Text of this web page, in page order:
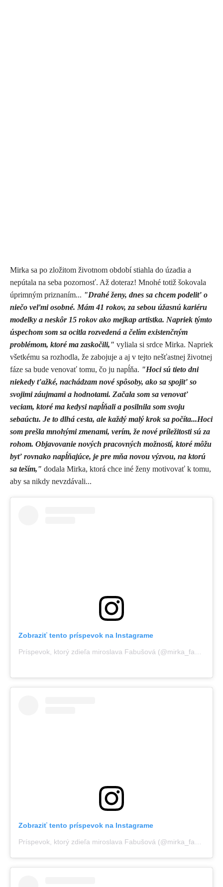
Mirka sa po zložitom životnom období stiahla do úzadia a
nepútala na seba pozornosť. Až doteraz! Mnohé totiž šokovala
úprimným priznaním... "Drahé ženy, dnes sa chcem podeliť o
niečo veľmi osobné. Mám 41 rokov, za sebou úžasnú kariéru
modelky a neskôr 15 rokov ako mejkap artistka. Napriek týmto
úspechom som sa ocitla rozvedená a čelím existenčným
problémom, ktoré ma zaskočili," vyliala si srdce Mirka. Napriek
všetkému sa rozhodla, že zabojuje a aj v tejto nešťastnej životnej
fáze sa bude venovať tomu, čo ju napĺňa. "Hoci sú tieto dni
niekedy ťažké, nachádzam nové spôsoby, ako sa spojiť so
svojimi záujmami a hodnotami. Začala som sa venovať
veciam, ktoré ma kedysi napĺňali a posilnila som svoju
sebaúctu. Je to dlhá cesta, ale každý malý krok sa počíta...Hoci
som prešla mnohými zmenami, verím, že nové príležitosti sú za
rohom. Objavovanie nových pracovných možností, ktoré môžu
byť rovnako napĺňajúce, je pre mňa novou výzvou, na ktorú
sa teším," dodala Mirka, ktorá chce iné ženy motivovať k tomu,
aby sa nikdy nevzdávali...
Zobraziť tento príspevok na Instagrame
Zobraziť tento príspevok na Instagrame